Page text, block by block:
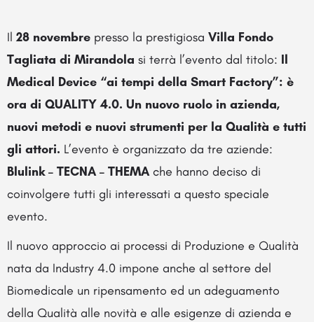
Il 28 novembre presso la prestigiosa Villa Fondo
Tagliata di Mirandola si terrà l’evento dal titolo: Il
Medical Device “ai tempi della Smart Factory”: è
ora di QUALITY 4.0. Un nuovo ruolo in azienda,
nuovi metodi e nuovi strumenti per la Qualità e tutti
gli attori. L’evento è organizzato da tre aziende:
Blulink – TECNA – THEMAche hanno deciso di
coinvolgere tutti gli interessati a questo speciale
evento.
Il nuovo approccio ai processi di Produzione e Qualità
nata da Industry 4.0 impone anche al settore del
Biomedicale un ripensamento ed un adeguamento
della Qualità alle novità e alle esigenze di azienda e